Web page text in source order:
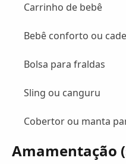
Carrinho de bebê
Bebê conforto ou
Bolsa para fraldas
Sling ou canguru
Cobertor ou manta
Amamentação